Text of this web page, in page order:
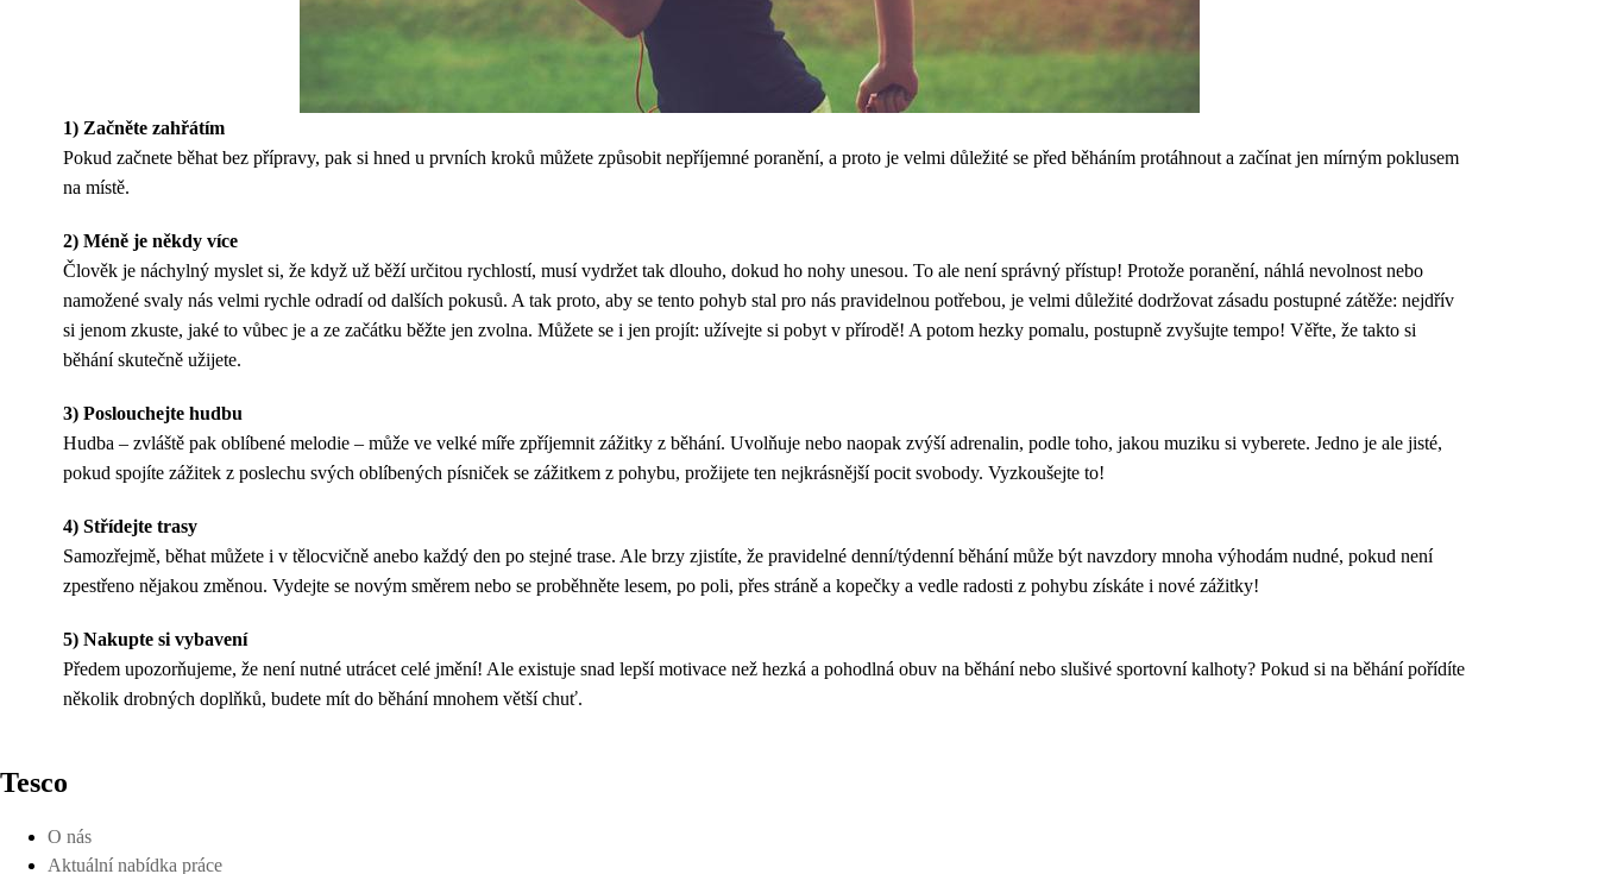
1) Začněte zahřátím
Pokud začnete běhat bez přípravy, pak si hned u prvních kroků můžete způsobit nepříjemné poranění, a proto je velmi důležité se před běháním protáhnout a začínat jen mírným poklusem
na místě.
2) Méně je někdy více
Člověk je náchylný myslet si, že když už běží určitou rychlostí, musí vydržet tak dlouho, dokud ho nohy unesou. To ale není správný přístup! Protože poranění, náhlá nevolnost nebo
namožené svaly nás velmi rychle odradí od dalších pokusů. A tak proto, aby se tento pohyb stal pro nás pravidelnou potřebou, je velmi důležité dodržovat zásadu postupné zátěže: nejdřív
si jenom zkuste, jaké to vůbec je a ze začátku běžte jen zvolna. Můžete se i jen projít: užívejte si pobyt v přírodě! A potom hezky pomalu, postupně zvyšujte tempo! Věřte, že takto si
běhání skutečně užijete.
3) Poslouchejte hudbu
Hudba – zvláště pak oblíbené melodie – může ve velké míře zpříjemnit zážitky z běhání. Uvolňuje nebo naopak zvýší adrenalin, podle toho, jakou muziku si vyberete. Jedno je ale jisté,
pokud spojíte zážitek z poslechu svých oblíbených písniček se zážitkem z pohybu, prožijete ten nejkrásnější pocit svobody. Vyzkoušejte to!
4) Střídejte trasy
Samozřejmě, běhat můžete i v tělocvičně anebo každý den po stejné trase. Ale brzy zjistíte, že pravidelné denní/týdenní běhání může být navzdory mnoha výhodám nudné, pokud není
zpestřeno nějakou změnou. Vydejte se novým směrem nebo se proběhněte lesem, po poli, přes stráně a kopečky a vedle radosti z pohybu získáte i nové zážitky!
5) Nakupte si vybavení
Předem upozorňujeme, že není nutné utrácet celé jmění! Ale existuje snad lepší motivace než hezká a pohodlná obuv na běhání nebo slušivé sportovní kalhoty? Pokud si na běhání pořídíte
několik drobných doplňků, budete mít do běhání mnohem větší chuť.
Tesco
O nás
Aktuální nabídka práce